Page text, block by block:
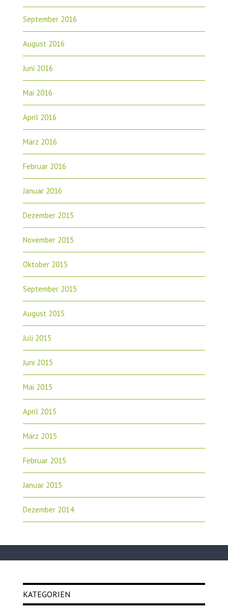
September 2016
August 2016
Juni 2016
Mai 2016
April 2016
März 2016
Februar 2016
Januar 2016
Dezember 2015
November 2015
Oktober 2015
September 2015
August 2015
Juli 2015
Juni 2015
Mai 2015
April 2015
März 2015
Februar 2015
Januar 2015
Dezember 2014
KATEGORIEN